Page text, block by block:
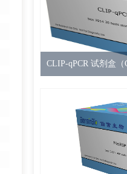
CLIP-qPCR 试剂盒（